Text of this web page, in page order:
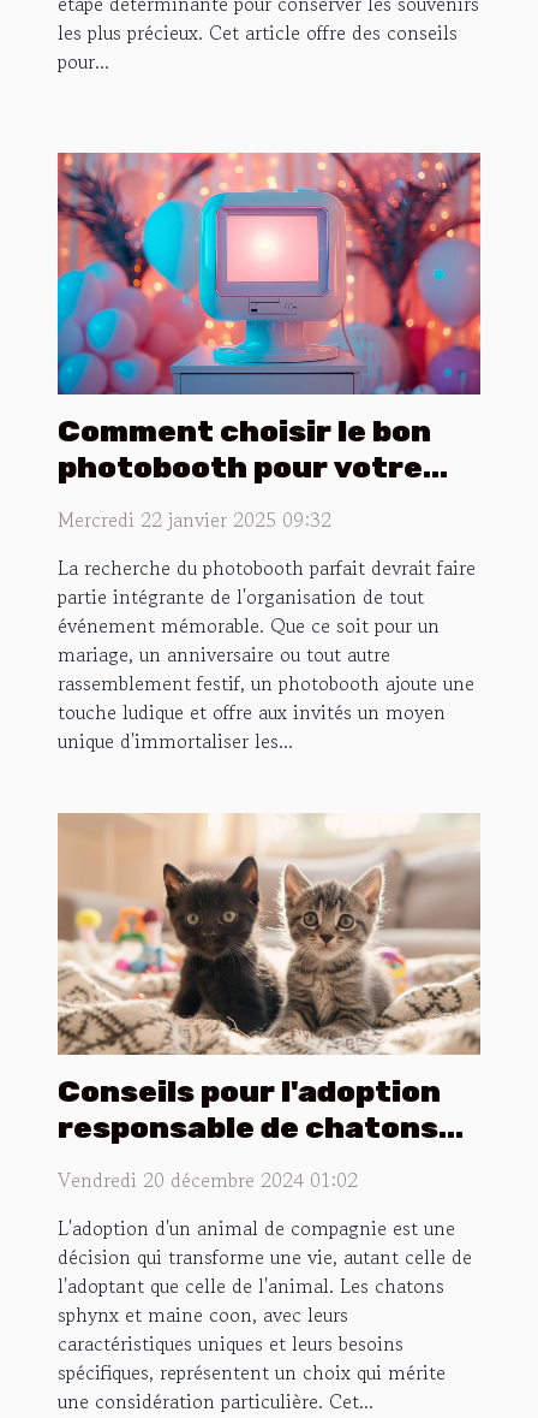
les plus précieux. Cet article offre des conseils
pour...
Comment choisir le bon
photobooth pour votre
événement spécial
Mercredi 22 janvier 2025 09:32
La recherche du photobooth parfait devrait faire
partie intégrante de l'organisation de tout
événement mémorable. Que ce soit pour un
mariage, un anniversaire ou tout autre
rassemblement festif, un photobooth ajoute une
touche ludique et offre aux invités un moyen
unique d'immortaliser les...
Conseils pour l'adoption
responsable de chatons
sphynx et maine coon
Vendredi 20 décembre 2024 01:02
L'adoption d'un animal de compagnie est une
décision qui transforme une vie, autant celle de
l'adoptant que celle de l'animal. Les chatons
sphynx et maine coon, avec leurs
caractéristiques uniques et leurs besoins
spécifiques, représentent un choix qui mérite
une considération particulière. Cet...